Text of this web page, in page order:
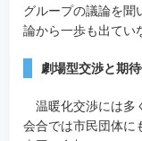
グループの議論を聞
論から一歩も出てい
劇場型交渉と期
温暖化交渉には多
会合では市民団体に